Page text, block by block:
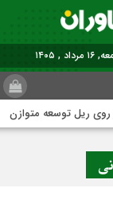
توسعه متوازن